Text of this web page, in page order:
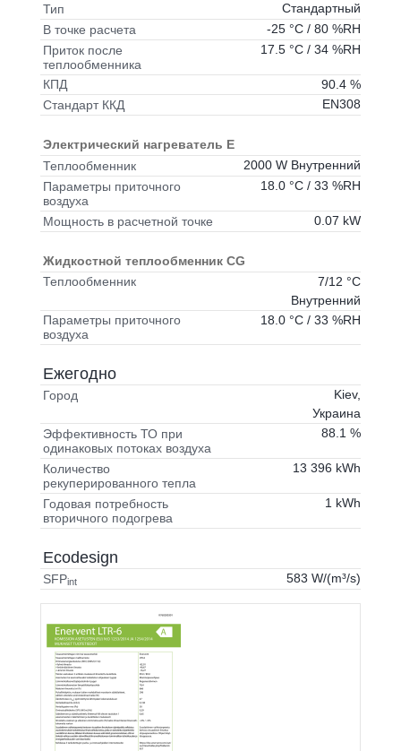
Тип
Стандартный
В точке расчета
-25 °C / 80 %RH
Приток после
теплообменника
17.5 °C / 34 %RH
КПД
90.4 %
Стандарт ККД
EN308
Электрический нагреватель E
Теплообменник
2000 W Внутренний
Параметры приточного
воздуха
18.0 °C / 33 %RH
Мощность в расчетной точке 0.07 kW
Жидкостной теплообменник CG
Теплообменник
7/12 °C
Внутренний
Параметры приточного
воздуха
18.0 °C / 33 %RH
Ежегодно
Город
Kiev,
Украина
Эффективность ТО при
одинаковых потоках воздуха
88.1 %
Количество
рекуперированного тепла
13 396 kWh
Годовая потребность
вторичного подогрева
1 kWh
Ecodesign
SFPint 583 W/(m³/s)